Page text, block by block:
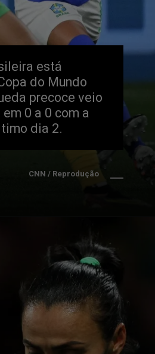
está
do Mundo
precoce veio
0 a 0 com a
dia 2.
CNN / Reprodução